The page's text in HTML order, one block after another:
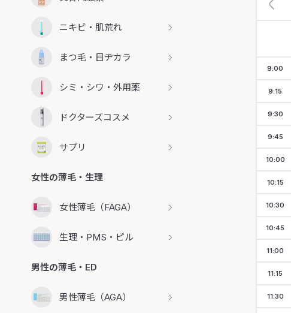
ニキビ・肌荒れ
まつ毛・目ヂカラ
シミ・シワ・外用薬
ドクターズコスメ
サプリ
女性の薄毛・生理
女性薄毛（FAGA）
生理・PMS・ピル
男性の薄毛・ED
男性薄毛（AGA）
9:00
9:15
9:30
9:45
10:00
10:15
10:30
10:45
11:00
11:15
11:30